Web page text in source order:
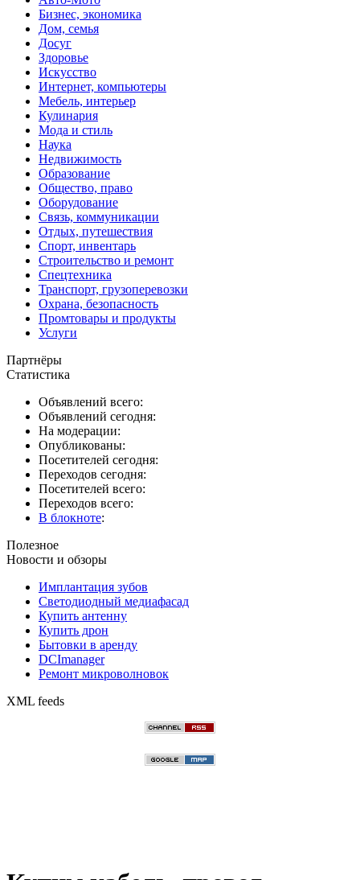
Бизнес, экономика
Дом, семья
Досуг
Здоровье
Искусство
Интернет, компьютеры
Мебель, интерьер
Кулинария
Мода и стиль
Наука
Недвижимость
Образование
Общество, право
Оборудование
Связь, коммуникации
Отдых, путешествия
Спорт, инвентарь
Строительство и ремонт
Спецтехника
Транспорт, грузоперевозки
Охрана, безопасность
Промтовары и продукты
Услуги
Партнёры
Статистика
Объявлений всего:
Объявлений сегодня:
На модерации:
Опубликованы:
Посетителей сегодня:
Переходов сегодня:
Посетителей всего:
Переходов всего:
В блокноте:
Полезное
Новости и обзоры
Имплантация зубов
Светодиодный медиафасад
Купить антенну
Купить дрон
Бытовки в аренду
DCImanager
Ремонт микроволновок
XML feeds